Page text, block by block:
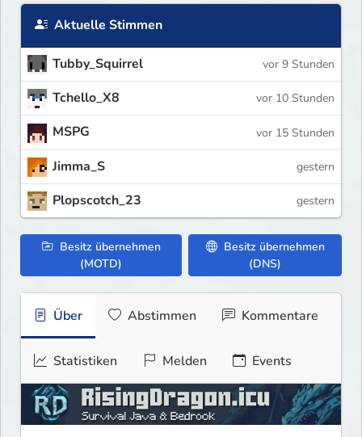
Aktuelle Stimmen
Tubby_Squirrel vor 9 Stunden
Tchello_X8 vor 10 Stunden
MSPG vor 15 Stunden
Jimma_S gestern
Plopscotch_23 gestern
Besitz übernehmen
(MOTD)
Besitz übernehmen
(DNS)
Über Abstimmen Kommentare
Statistiken Melden Events